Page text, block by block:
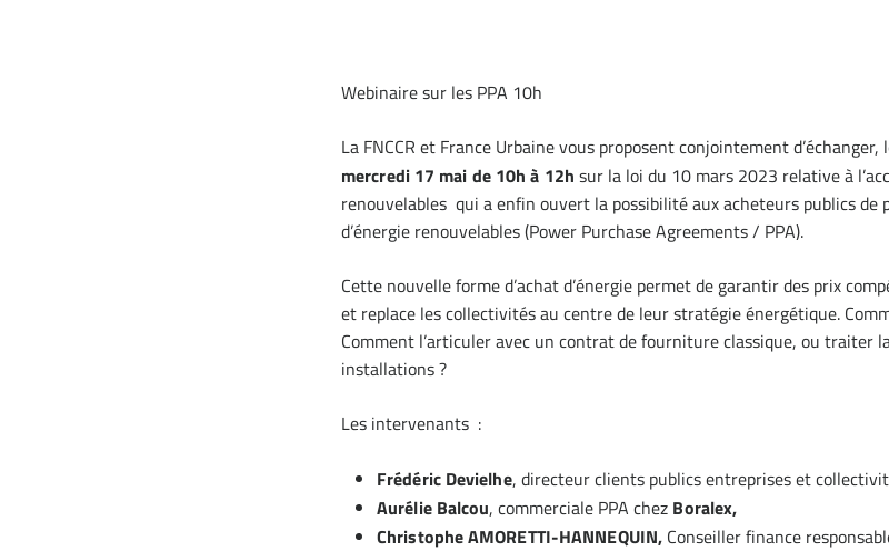
Webinaire sur les PPA 10h
La FNCCR et France Urbaine vous proposent conjointement
mercredi 17 mai de 10h à 12h sur la loi du 10 mars 2023 relative à
renouvelables qui a enfin ouvert la possibilité aux acheteurs publics de
d’énergie renouvelables (Power Purchase Agreements / PPA).
Cette nouvelle forme d’achat d’énergie permet de garantir des prix
et replace les collectivités au centre de leur stratégie énergétique.
Comment l’articuler avec un contrat de fourniture classique, ou traiter
installations ?
Les intervenants :
Frédéric Devielhe, directeur clients publics entreprises et
Aurélie Balcou, commerciale PPA chez Boralex,
Christophe AMORETTI-HANNEQUIN, Conseiller finance